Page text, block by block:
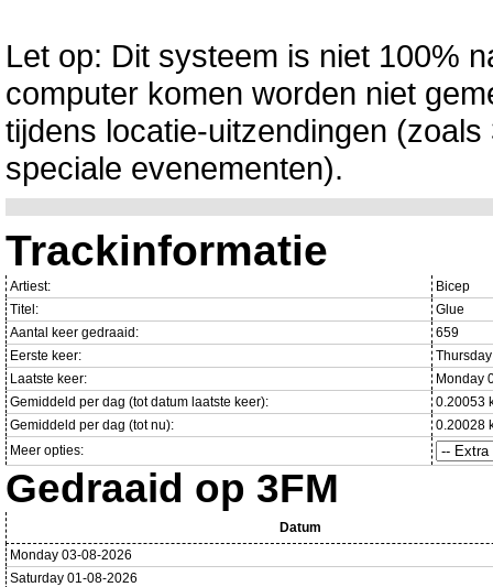
Let op: Dit systeem is niet 100%
computer komen worden niet
tijdens locatie-uitzendingen
speciale evenementen).
Trackinformatie
Artiest:
Bicep
Titel:
Glue
Aantal keer gedraaid:
659
Eerste keer:
Laatste keer:
Monday
Gemiddeld per dag (tot datum laatste keer):
0.20053
Gemiddeld per dag (tot nu):
0.20028
Meer opties:
Gedraaid op 3FM
Datum
Monday 03-08-2026
Saturday 01-08-2026